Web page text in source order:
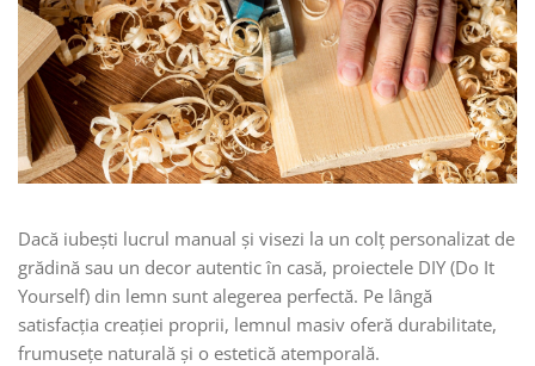
Dacă iubești lucrul manual și visezi la un colț personalizat de
grădină sau un decor autentic în casă, proiectele DIY (Do It
Yourself) din lemn sunt alegerea perfectă. Pe lângă
satisfacția creației proprii, lemnul masiv oferă durabilitate,
frumusețe naturală și o estetică atemporală.